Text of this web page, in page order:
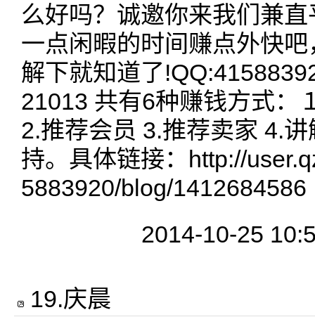
么好吗？诚邀你来我们兼
一点闲暇的时间赚点外快
解下就知道了
21013 共有6种赚钱方式：
2.推荐会员 3.推荐卖家 4.
持。具体链接：http://
5883920/blog/1412684586
2014-10-25
19.庆晨